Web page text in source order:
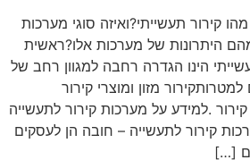
קירור תעשייתי?ואיזה סוגי מערכות
היתרונות של מערכות אלו?ראשית
הינו הגדרה רחבה למגוון רחב של
מזון ומוצרי קירור
.למידע על מערכות קירור לתעשייה
050-8111333 מערכות קירור לתעשייה – חובה הן לעסקים
[…]